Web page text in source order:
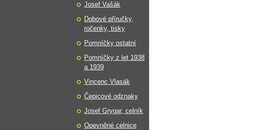
Josef Vašák
Dobové příručky,
ročenky, tisky
Pomníčky ostatní
Pomníčky z let 1938
a 1939
Vincenc Vlasák
Čepicové odznaky
Josef Grygar, celník
Opevněné celnice